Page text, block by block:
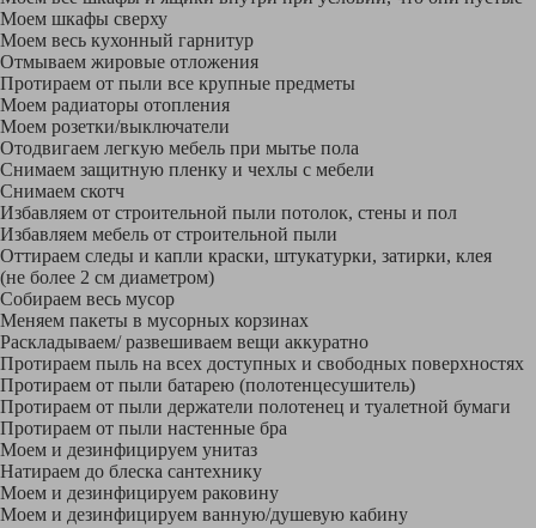
Моем шкафы сверху
Моем весь кухонный гарнитур
Отмываем жировые отложения
Протираем от пыли все крупные предметы
Моем радиаторы отопления
Моем розетки/выключатели
Отодвигаем легкую мебель при мытье пола
Снимаем защитную пленку и чехлы с мебели
Снимаем скотч
Избавляем от строительной пыли потолок, стены и пол
Избавляем мебель от строительной пыли
Оттираем следы и капли краски, штукатурки, затирки, клея
(не более 2 см диаметром)
Собираем весь мусор
Меняем пакеты в мусорных корзинах
Раскладываем/ развешиваем вещи аккуратно
Протираем пыль на всех доступных и свободных поверхностях
Протираем от пыли батарею (полотенцесушитель)
Протираем от пыли держатели полотенец и туалетной бумаги
Протираем от пыли настенные бра
Моем и дезинфицируем унитаз
Натираем до блеска сантехнику
Моем и дезинфицируем раковину
Моем и дезинфицируем ванную/душевую кабину